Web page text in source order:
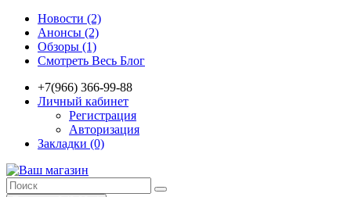
Новости (2)
Анонсы (2)
Обзоры (1)
Смотреть Весь Блог
+7(966) 366-99-88
Личный кабинет
Регистрация
Авторизация
Закладки (0)